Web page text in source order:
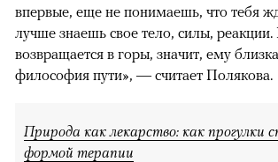
впервые, еще не понимаешь, что тебя
лучше знаешь свое тело, силы, реакции.
возвращается в горы, значит, ему
философия пути», — считает Полякова.
Природа как лекарство: как прогулки
формой терапии